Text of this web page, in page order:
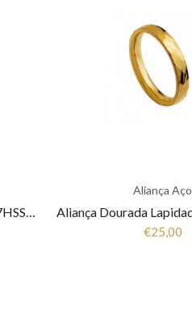
Aliança Bicolor em Aço Hassu 7HSS010147
Aliança Aço
€25,00